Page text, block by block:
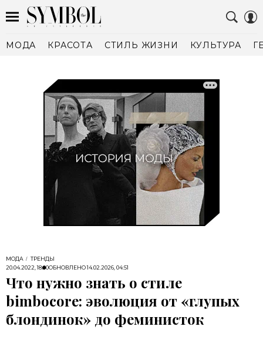
МОДА КРАСОТА СТИЛЬ ЖИЗНИ КУЛЬТУРА
МОДА
ТРЕНДЫ
20.04.2022, 18:00ОБНОВЛЕНО14.02.2026, 04:51
Что нужно знать о стиле
bimbocore: эволюция от «глупых
блондинок» до феминисток